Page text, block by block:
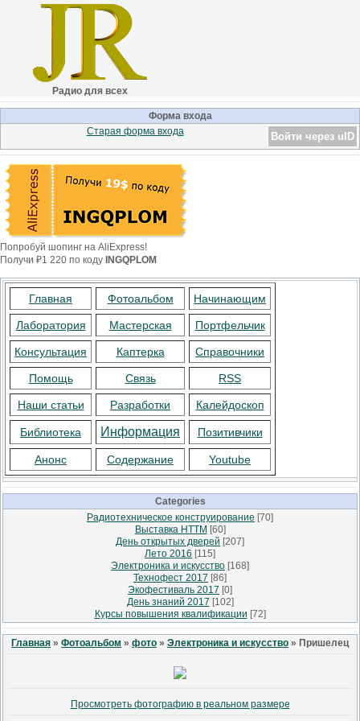
Радио для всех
Форма входа
Войти через uID
Старая форма входа
Попробуй шопинг на AliExpress!
Получи ₽1 220 по коду INGQPLOM
Главная Фотоальбом Начинающим
Лаборатория Мастерская Портфельчик
Консультация Каптерка Справочники
Помощь Связь RSS
Наши статьи Разработки Калейдоскоп
Библиотека Информация Позитивчики
Анонс Содержание Youtube
Categories
Радиотехническое конструирование [70]
Выставка НТТМ [60]
День открытых дверей [207]
Лето 2016 [115]
Электроника и искусство [168]
Технофест 2017 [86]
Экофестиваль 2017 [0]
День знаний 2017 [102]
Курсы повышения квалификации [72]
Главная » Фотоальбом » фото » Электроника и искусство » Пришелец
Просмотреть фотографию в реальном размере